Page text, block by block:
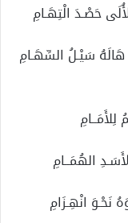
حَصْـدَ الْتِهَـامِ
سَيْـلُ السِّهَـامِ
لِلأَمَــامِ
الهُمَــامِ
نَحْـوَ انْهِـزَامِ